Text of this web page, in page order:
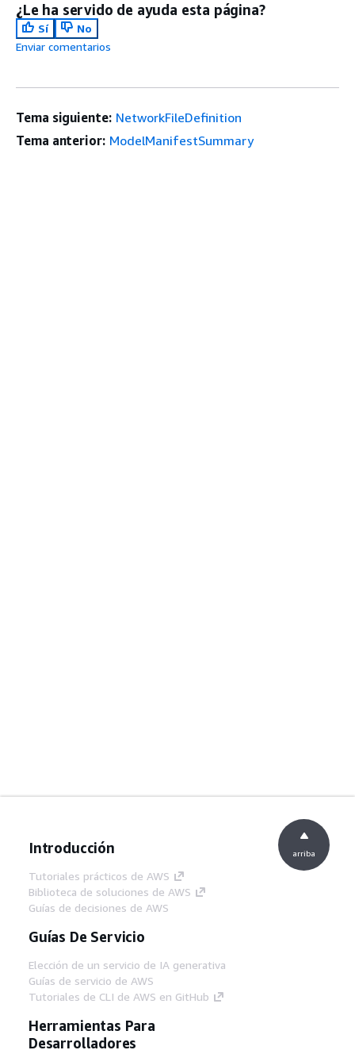
¿Le ha servido de ayuda esta página?
Sí
No
Enviar comentarios
Tema siguiente: NetworkFileDefinition
Tema anterior: ModelManifestSummary
Introducción
Tutoriales prácticos de AWS
Biblioteca de soluciones de AWS
Guías de decisiones de AWS
Guías De Servicio
Elección de un servicio de IA generativa
Guías de servicio de AWS
Tutoriales de CLI de AWS en GitHub
Herramientas Para
Desarrolladores
arriba